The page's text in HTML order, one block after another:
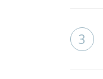
3